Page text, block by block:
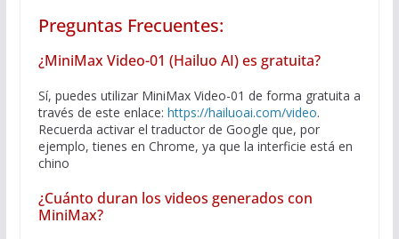
Preguntas Frecuentes:
¿MiniMax Video-01 (Hailuo AI) es gratuita?
Sí, puedes utilizar MiniMax Video-01 de forma gratuita a
través de este enlace: https://hailuoai.com/video.
Recuerda activar el traductor de Google que, por
ejemplo, tienes en Chrome, ya que la interficie está en
chino
¿Cuánto duran los videos generados con
MiniMax?